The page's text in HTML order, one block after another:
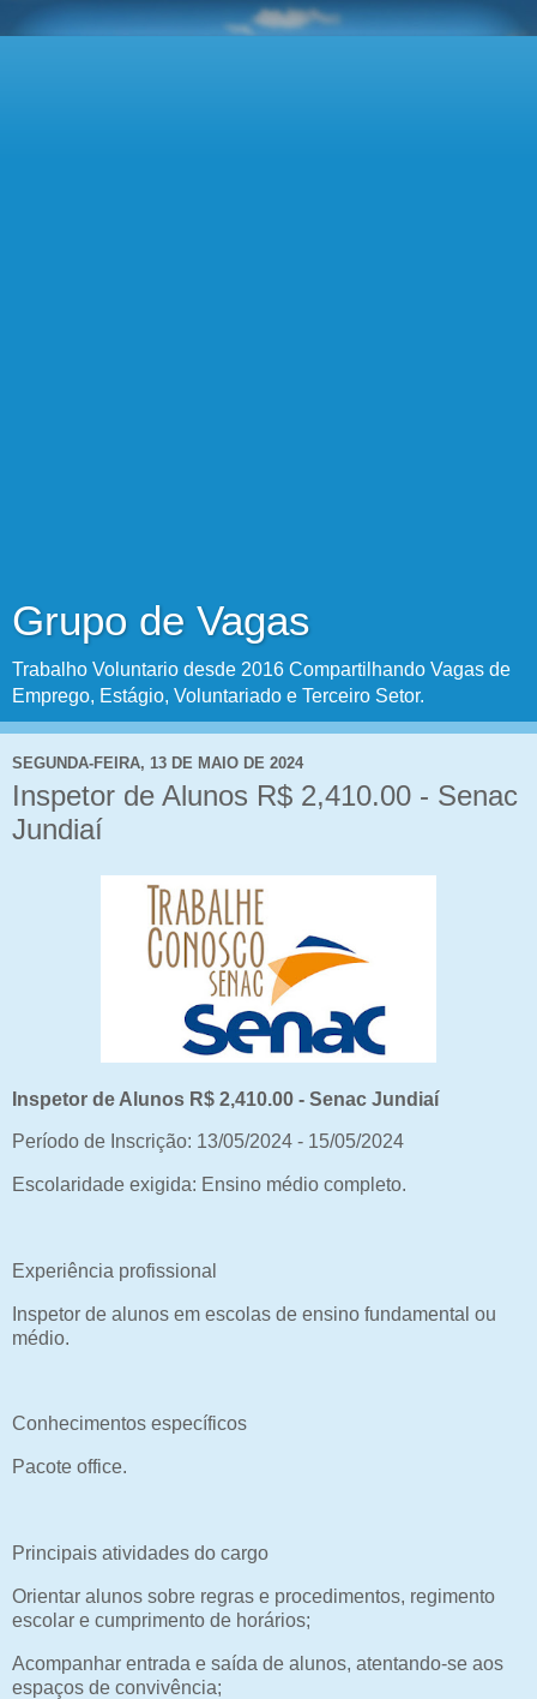
Grupo de Vagas
Trabalho Voluntario desde 2016 Compartilhando Vagas de
Emprego, Estágio, Voluntariado e Terceiro Setor.
SEGUNDA-FEIRA, 13 DE MAIO DE 2024
Inspetor de Alunos R$ 2,410.00 - Senac
Jundiaí
Inspetor de Alunos R$ 2,410.00 - Senac Jundiaí
Período de Inscrição: 13/05/2024 - 15/05/2024
Escolaridade exigida: Ensino médio completo.
Experiência profissional
Inspetor de alunos em escolas de ensino fundamental ou
médio.
Conhecimentos específicos
Pacote office.
Principais atividades do cargo
Orientar alunos sobre regras e procedimentos, regimento
escolar e cumprimento de horários;
Acompanhar entrada e saída de alunos, atentando-se aos
espaços de convivência;